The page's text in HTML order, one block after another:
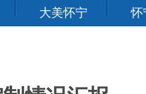
大美怀宁
怀